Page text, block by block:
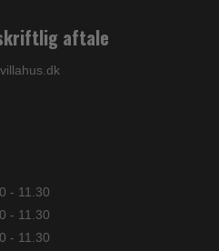
aftale
- 11.30
- 11.30
- 11.30